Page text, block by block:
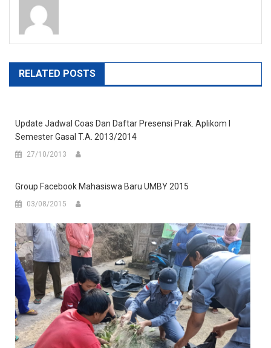
RELATED POSTS
Update Jadwal Coas Dan Daftar Presensi Prak. Aplikom I
Semester Gasal T.A. 2013/2014
27/10/2013
Group Facebook Mahasiswa Baru UMBY 2015
03/08/2015